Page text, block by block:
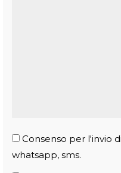
Consenso per l'invio
whatsapp, sms.